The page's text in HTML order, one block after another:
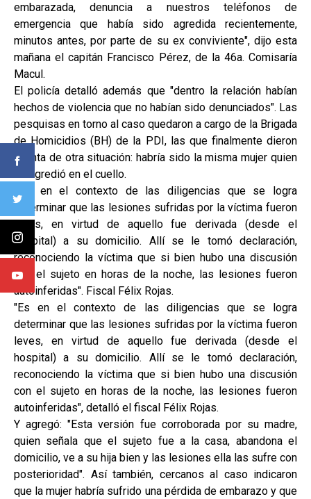
embarazada, denuncia a nuestros teléfonos de
emergencia que había sido agredida recientemente,
minutos antes, por parte de su ex conviviente", dijo esta
mañana el capitán Francisco Pérez, de la 46a. Comisaría
Macul.
El policía detalló además que "dentro la relación habían
hechos de violencia que no habían sido denunciados". Las
pesquisas en torno al caso quedaron a cargo de la Brigada
de Homicidios (BH) de la PDI, las que finalmente dieron
cuenta de otra situación: habría sido la misma mujer quien
se agredió en el cuello.
""Es en el contexto de las diligencias que se logra
determinar que las lesiones sufridas por la víctima fueron
leves, en virtud de aquello fue derivada (desde el
hospital) a su domicilio. Allí se le tomó declaración,
reconociendo la víctima que si bien hubo una discusión
con el sujeto en horas de la noche, las lesiones fueron
autoinferidas". Fiscal Félix Rojas.
"Es en el contexto de las diligencias que se logra
determinar que las lesiones sufridas por la víctima fueron
leves, en virtud de aquello fue derivada (desde el
hospital) a su domicilio. Allí se le tomó declaración,
reconociendo la víctima que si bien hubo una discusión
con el sujeto en horas de la noche, las lesiones fueron
autoinferidas", detalló el fiscal Félix Rojas.
Y agregó: "Esta versión fue corroborada por su madre,
quien señala que el sujeto fue a la casa, abandona el
domicilio, ve a su hija bien y las lesiones ella las sufre con
posterioridad". Así también, cercanos al caso indicaron
que la mujer habría sufrido una pérdida de embarazo y que